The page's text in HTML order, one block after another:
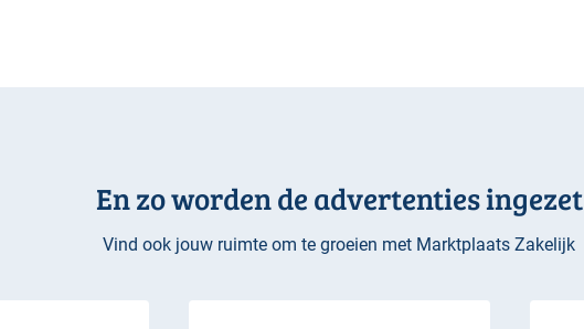
En zo worden de advertenties ingezet
Vind ook jouw ruimte om te groeien met Marktplaats Zakelijk